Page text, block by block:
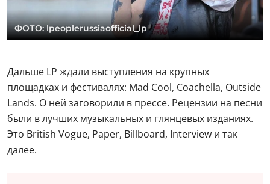
ФОТО: lpeoplerussiaofficial_lp
Дальше LP ждали выступления на крупных
площадках и фестивалях: Mad Cool, Coachella, Outside
Lands. О ней заговорили в прессе. Рецензии на песни
были в лучших музыкальных и глянцевых изданиях.
Это British Vogue, Paper, Billboard, Interview и так
далее.